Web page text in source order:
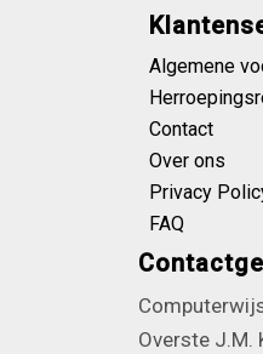
Algemene
Contact
Over ons
Privacy
FAQ
Overste